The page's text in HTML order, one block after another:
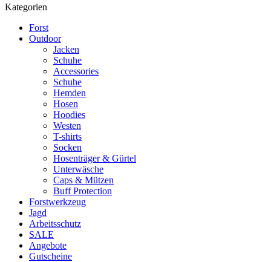
Kategorien
Forst
Outdoor
Jacken
Schuhe
Accessories
Schuhe
Hemden
Hosen
Hoodies
Westen
T-shirts
Socken
Hosenträger & Gürtel
Unterwäsche
Caps & Mützen
Buff Protection
Forstwerkzeug
Jagd
Arbeitsschutz
SALE
Angebote
Gutscheine